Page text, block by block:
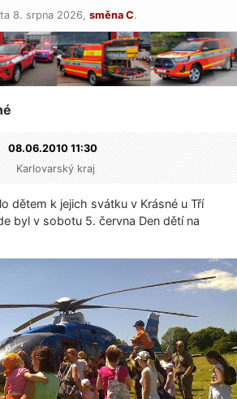
8. srpna 2026, směna C.
08.06.2010 11:30
Karlovarský kraj
dětem k jejich svátku v Krásné u Tří
byl v sobotu 5. června Den dětí na